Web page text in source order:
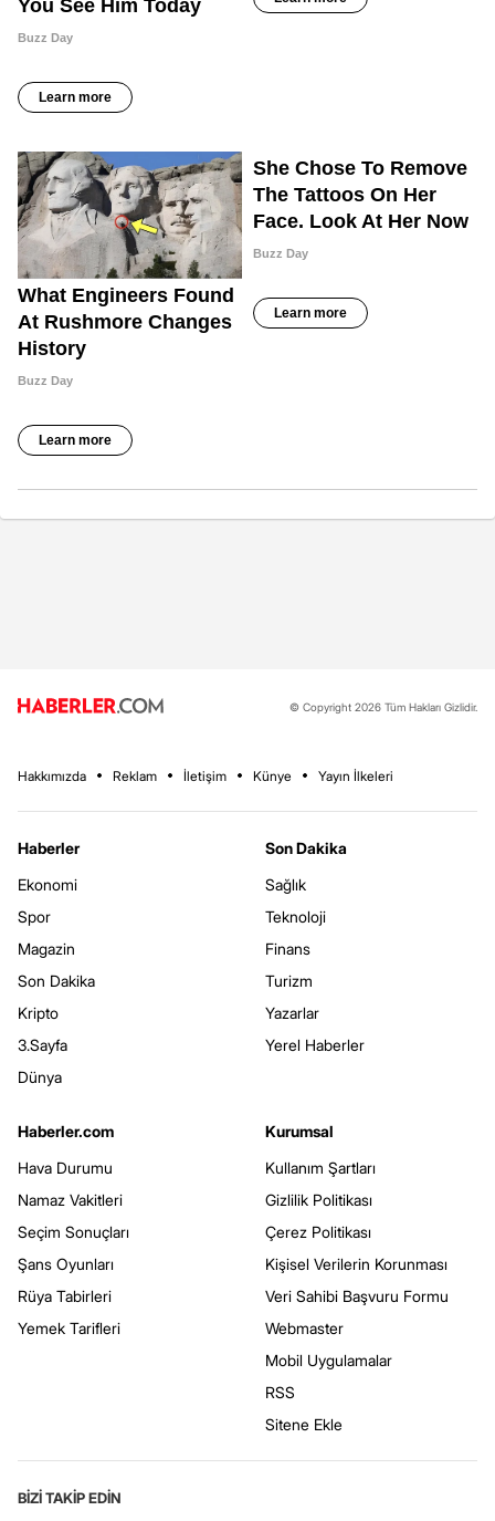
© Copyright 2026 Tüm Hakları Gizlidir.
Hakkımızda Reklam İletişim Künye Yayın İlkeleri
Haberler
Ekonomi
Spor
Magazin
Son Dakika
Kripto
3.Sayfa
Dünya
Son Dakika
Sağlık
Teknoloji
Finans
Turizm
Yazarlar
Yerel Haberler
Haberler.com
Hava Durumu
Namaz Vakitleri
Seçim Sonuçları
Şans Oyunları
Rüya Tabirleri
Yemek Tarifleri
Kurumsal
Kullanım Şartları
Gizlilik Politikası
Çerez Politikası
Kişisel Verilerin Korunması
Veri Sahibi Başvuru Formu
Webmaster
Mobil Uygulamalar
RSS
Sitene Ekle
BİZİ TAKİP EDİN